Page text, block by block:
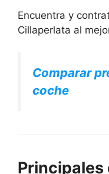
Encuentra y
Cillaperlata al
Comparar
coche
Principales